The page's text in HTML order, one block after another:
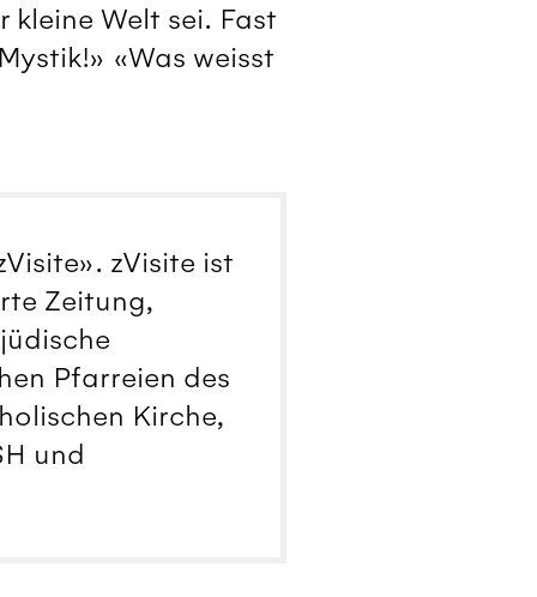
Welt sei. Fast
«Was weisst
zVisite ist
Zeitung,
Pfarreien des
Kirche,
und